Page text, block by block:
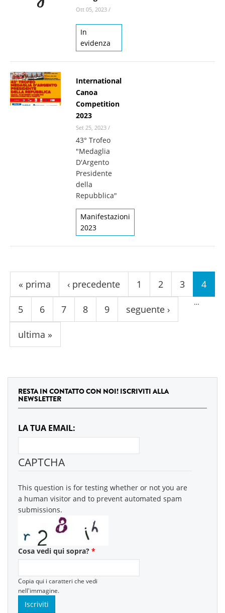
Ott 05, 2023 /
In
evidenza
International
Canoa
Competition
2023
Set 25, 2023 /
43° Trofeo
"Medaglia
D'Argento
Presidente
della
Repubblica"
Manifestazioni
2023
Pagine
« prima ‹ precedente 1 2 3 4
5 6 7 8 9
…
seguente ›
ultima »
RESTA IN CONTATTO CON NOI! ISCRIVITI ALLA
NEWSLETTER
LA TUA EMAIL:
CAPTCHA
This question is for testing whether or not you are
a human visitor and to prevent automated spam
submissions.
Cosa vedi qui sopra? *
Copia qui i caratteri che vedi
nell'immagine.